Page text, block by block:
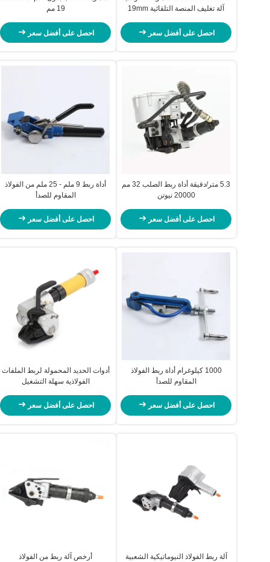
آلة تغليف المنصة التلقائية 19mm
احصل على أفضل سعر
19 مم
احصل على أفضل سعر
5.3 متر/دقيقة أداة ربط الصلب 32 مم
20000 نيوتن
احصل على أفضل سعر
أداة ربط 9 ملم - 25 ملم من الفولاذ
المقاوم للصدأ
احصل على أفضل سعر
1000 كيلوغرام أداة ربط الفولاذ
المقاوم للصدأ
احصل على أفضل سعر
أدوات الحديد المحمولة لربط الملفات
الفولاذية سهلة التشغيل
احصل على أفضل سعر
آلة ربط الفولاذ النيوماتيكية الشعبية
أرخص آلة ربط من الفولاذ